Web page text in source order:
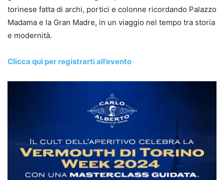
torinese fatta di archi, portici e colonne ricordando Palazzo
Madama e la Gran Madre, in un viaggio nel tempo tra storia
e modernità.
Clicca qui per registrarti all’evento